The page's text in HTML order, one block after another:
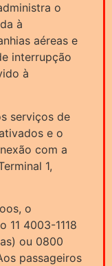
o
à
aéreas e
interrupção
à
serviços de
e o
com a
1,
o
11 4003-1118
ou 0800
passageiros